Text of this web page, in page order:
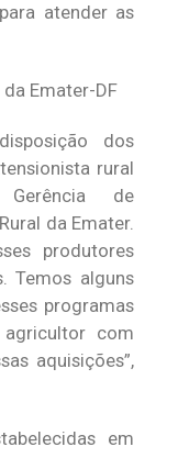
atender as
Emater-DF
dos
rural
de
da Emater.
produtores
Temos alguns
programas
com
aquisições”,
em